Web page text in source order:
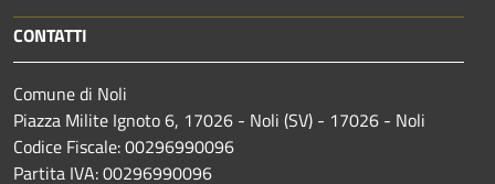
CONTATTI
Comune di Noli
Piazza Milite Ignoto 6, 17026 - Noli (SV) - 17026 - Noli
Codice Fiscale: 00296990096
Partita IVA: 00296990096